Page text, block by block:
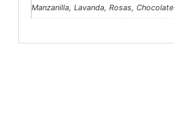
Manzanilla, Lavanda, Rosas, Chocolate